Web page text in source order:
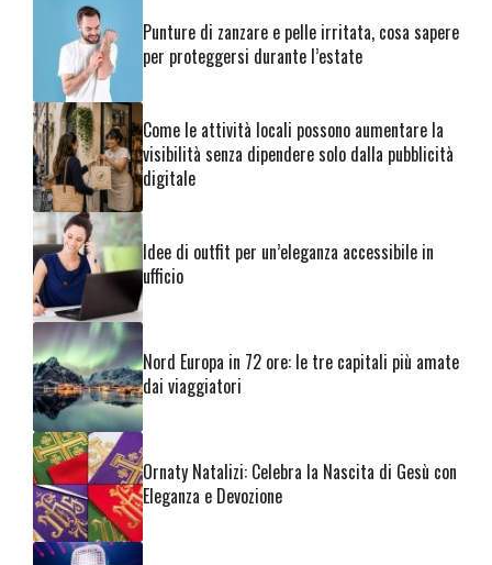
Punture di zanzare e pelle irritata, cosa sapere
per proteggersi durante l’estate
Come le attività locali possono aumentare la
visibilità senza dipendere solo dalla pubblicità
digitale
Idee di outfit per un’eleganza accessibile in
ufficio
Nord Europa in 72 ore: le tre capitali più amate
dai viaggiatori
Ornaty Natalizi: Celebra la Nascita di Gesù con
Eleganza e Devozione